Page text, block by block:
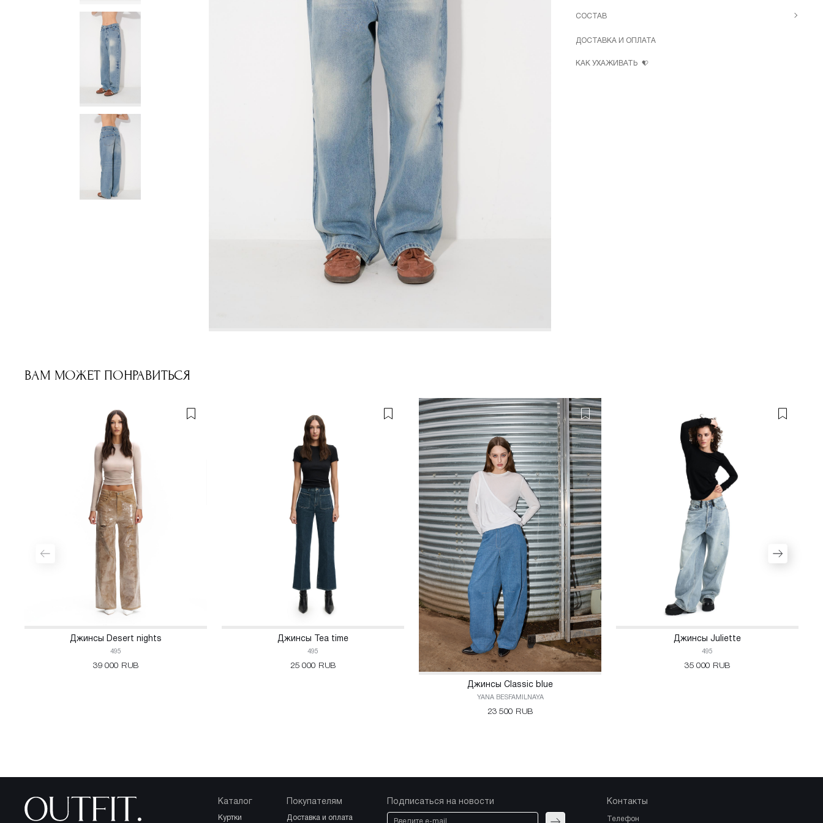
СОСТАВ
ДОСТАВКА И ОПЛАТА
КАК УХАЖИВАТЬ
ВАМ МОЖЕТ ПОНРАВИТЬСЯ
Джинсы Desert nights
495
39 000 RUB
Джинсы Tea time
495
25 000 RUB
Джинсы Classic blue
YANA BESFAMILNAYA
23 500 RUB
Джинсы Juliette
495
35 000 RUB
Каталог
куртки
Покупателям
доставка и оплата
Подписаться на новости
Отправить
Контакты
Телефон